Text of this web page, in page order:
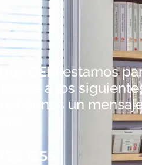
CEPI
estamos
a los
un
1255